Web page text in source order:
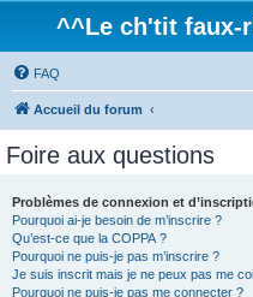
^^Le ch'tit faux-
FAQ
Accueil du forum
Foire aux questions
Problèmes de connexion et
Pourquoi ai-je besoin de m’inscrire ?
Qu’est-ce que la COPPA ?
Pourquoi ne puis-je pas m’inscrire ?
Je suis inscrit mais je ne peux pas me
Pourquoi ne puis-je pas me connecter ?